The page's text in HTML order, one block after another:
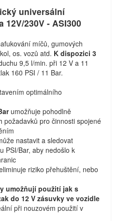
universální
230V - ASI300
míčů, gumových
os. vozů atd. K dispozici 3
9,5 l/min. při 12 V a 11
160 PSI / 11 Bar.
optimálního
umožňuje pohodlně
požadavků pro činnosti spojené
nastavit a sledovat
PSI/Bar, aby nedošlo k
riziko přehuštění, nebo
umožňují použití jak s
do 12 V zásuvky ve vozidle
při nouzovém použití v